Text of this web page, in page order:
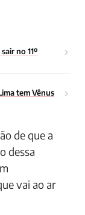
no 11º
tem Vênus
de que a
dessa
vai ao ar